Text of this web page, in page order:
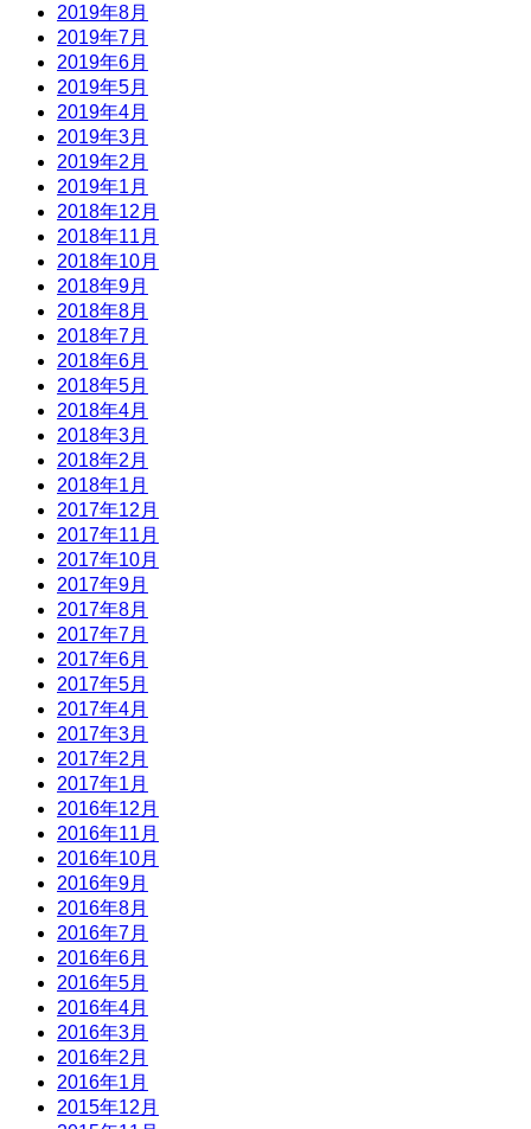
2019年8月
2019年7月
2019年6月
2019年5月
2019年4月
2019年3月
2019年2月
2019年1月
2018年12月
2018年11月
2018年10月
2018年9月
2018年8月
2018年7月
2018年6月
2018年5月
2018年4月
2018年3月
2018年2月
2018年1月
2017年12月
2017年11月
2017年10月
2017年9月
2017年8月
2017年7月
2017年6月
2017年5月
2017年4月
2017年3月
2017年2月
2017年1月
2016年12月
2016年11月
2016年10月
2016年9月
2016年8月
2016年7月
2016年6月
2016年5月
2016年4月
2016年3月
2016年2月
2016年1月
2015年12月